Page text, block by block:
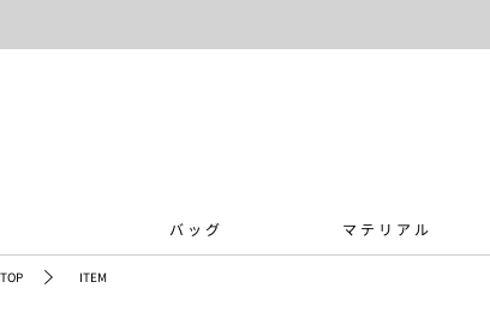
バッグ マテリアル
TOP ITEM